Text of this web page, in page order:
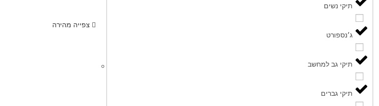
תיקי נשים
ג׳נספורט
תיקי גב למחשב
תיקי גברים
צפייה מהירה